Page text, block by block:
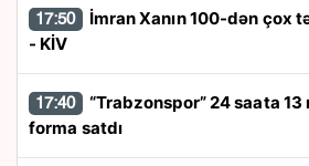
17:50
- KİV
17:40
forma satdı